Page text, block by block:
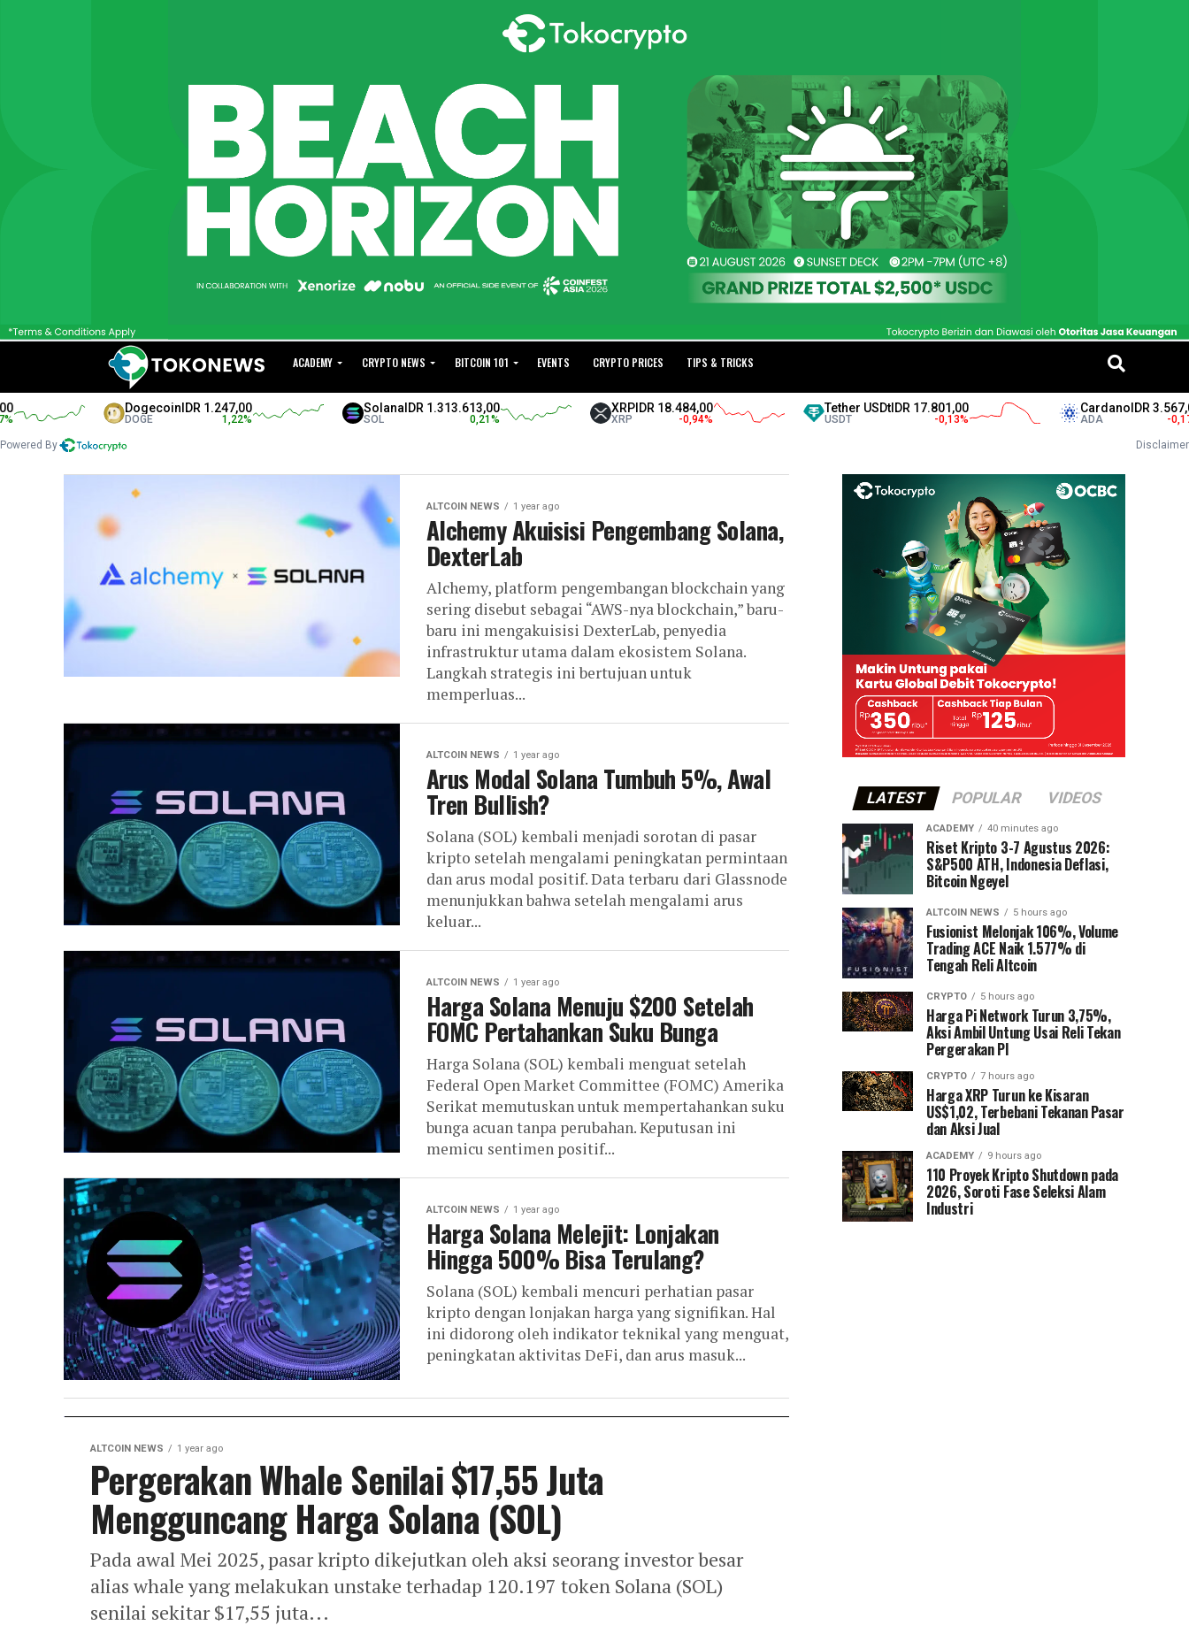
ACADEMY CRYPTO NEWS BITCOIN 101 EVENTS CRYPTO PRICES TIPS & TRICKS
DogecoinIDR 1.247,00
DOGE
SolanaIDR 1.313.613,00 XRP IDR 18.484,00
-0,94
Tether USDtIDR 17.801,00
USDT
Cardano IDR 3.567,00
ADA
Powered By Disclaimer
ALTCOIN NEWS 1 year ago
Alchemy Akuisisi Pengembang Solana,
DexterLab
Alchemy, platform pengembangan blockchain yang
sering disebut sebagai “AWS-nya blockchain,” baru-
baru ini mengakuisisi DexterLab, penyedia
infrastruktur utama dalam ekosistem Solana.
Langkah strategis ini bertujuan untuk
memperluas...
ALTCOIN NEWS 1 year ago
Arus Modal Solana Tumbuh 5%, Awal
Tren Bullish?
Solana (SOL) kembali menjadi sorotan di pasar
kripto setelah mengalami peningkatan permintaan
dan arus modal positif. Data terbaru dari Glassnode
menunjukkan bahwa setelah mengalami arus
keluar...
ALTCOIN NEWS 1 year ago
Harga Solana Menuju $200 Setelah
FOMC Pertahankan Suku Bunga
Harga Solana (SOL) kembali menguat setelah
Federal Open Market Committee (FOMC) Amerika
Serikat memutuskan untuk mempertahankan suku
bunga acuan tanpa perubahan. Keputusan ini
memicu sentimen positif...
ALTCOIN NEWS 1 year ago
Harga Solana Melejit: Lonjakan
Hingga 500% Bisa Terulang?
Solana (SOL) kembali mencuri perhatian pasar
kripto dengan lonjakan harga yang signifikan. Hal
ini didorong oleh indikator teknikal yang menguat,
peningkatan aktivitas DeFi, dan arus masuk...
ALTCOIN NEWS 1 year ago
Pergerakan Whale Senilai $17,55 Juta
Mengguncang Harga Solana (SOL)
Pada awal Mei 2025, pasar kripto dikejutkan oleh aksi seorang investor besar
alias whale yang melakukan unstake terhadap 120.197 token Solana (SOL)
senilai sekitar $17,55 juta...
LATEST POPULAR VIDEOS
ACADEMY 40 minutes ago
Riset Kripto 3-7 Agustus 2026:
S&P500 ATH, Indonesia Deflasi,
Bitcoin Ngeyel
ALTCOIN NEWS 5 hours ago
Fusionist Melonjak 106%, Volume
Trading ACE Naik 1.577% di
Tengah Reli Altcoin
CRYPTO 5 hours ago
Harga Pi Network Turun 3,75%,
Aksi Ambil Untung Usai Reli Tekan
Pergerakan PI
CRYPTO 7 hours ago
Harga XRP Turun ke Kisaran
US$1,02, Terbebani Tekanan Pasar
dan Aksi Jual
ACADEMY 9 hours ago
110 Proyek Kripto Shutdown pada
2026, Soroti Fase Seleksi Alam
Industri